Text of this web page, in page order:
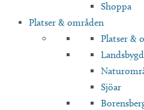
Shoppa
Platser & områden
Platser &
Landsbygd
Sjöar